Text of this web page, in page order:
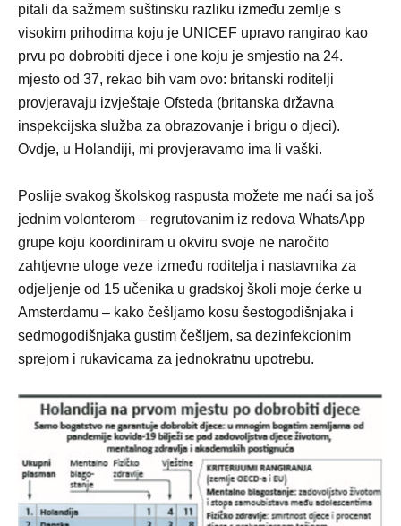
pitali da sažmem suštinsku razliku između zemlje s
visokim prihodima koju je UNICEF upravo rangirao kao
prvu po dobrobiti djece i one koju je smjestio na 24.
mjesto od 37, rekao bih vam ovo: britanski roditelji
provjeravaju izvještaje Ofsteda (britanska državna
inspekcijska služba za obrazovanje i brigu o djeci).
Ovdje, u Holandiji, mi provjeravamo ima li vaški.
Poslije svakog školskog raspusta možete me naći sa još
jednim volonterom – regrutovanim iz redova WhatsApp
grupe koju koordiniram u okviru svoje ne naročito
zahtjevne uloge veze između roditelja i nastavnika za
odjeljenje od 15 učenika u gradskoj školi moje ćerke u
Amsterdamu – kako češljamo kosu šestogodišnjaka i
sedmogodišnjaka gustim češljem, sa dezinfekcionim
sprejom i rukavicama za jednokratnu upotrebu.